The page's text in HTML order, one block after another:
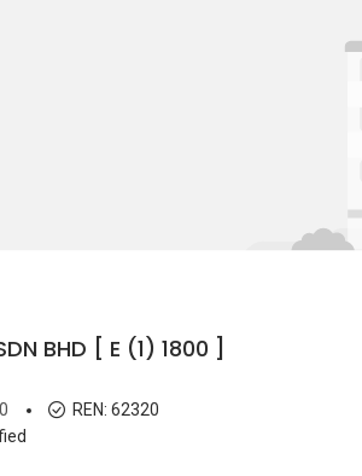
BHD [ E (1) 1800 ]
REN: 62320